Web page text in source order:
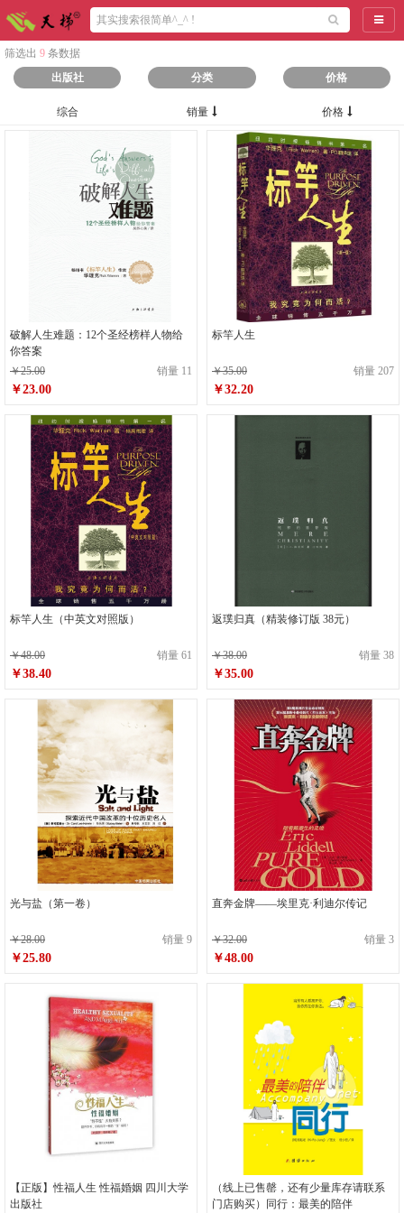
导航
筛选出 9 条数据
出版社
分类 价格
综合 销量 价格
破解人生难题：12个圣经榜样人物给
你答案
￥25.00
销量 11
￥23.00
标竿人生
￥35.00 销量 207
￥32.20
标竿人生（中英文对照版）
￥48.00 销量 61
￥38.40
返璞归真（精装修订版 38元）
￥38.00 销量 38
￥35.00
光与盐（第一卷）
￥28.00 销量 9
￥25.80
直奔金牌——埃里克·利迪尔传记
￥32.00 销量 3
￥48.00
【正版】性福人生 性福婚姻 四川大学
出版社
（线上已售罄，还有少量库存请联系
门店购买）同行：最美的陪伴